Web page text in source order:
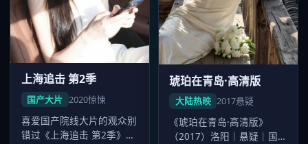
上海追击 第2季
国产大片 2020惊悚
喜爱国产院线大片的观众别
错过《上海追击 第2季》
琥珀在青岛·高清版
大陆热映 2017悬疑
《琥珀在青岛·高清版》
（2017）洛阳｜悬疑｜国